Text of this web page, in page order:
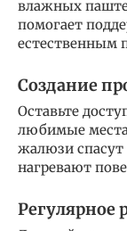
влажных
помогает
естественным
Создание
Оставьте
любимые
жалюзи
нагревают
Регулярное